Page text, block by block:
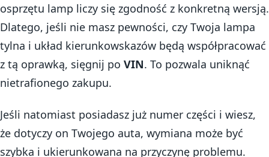
osprzętu lamp liczy się zgodność z konkretną wersją.
Dlatego, jeśli nie masz pewności, czy Twoja lampa
tylna i układ kierunkowskazów będą współpracować
z tą oprawką, sięgnij po VIN. To pozwala uniknąć
nietrafionego zakupu.
Jeśli natomiast posiadasz już numer części i wiesz,
że dotyczy on Twojego auta, wymiana może być
szybka i ukierunkowana na przyczynę problemu.